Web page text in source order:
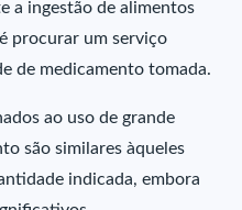
a ingestão de alimentos
procurar um serviço
de medicamento tomada.
ao uso de grande
são similares àqueles
indicada, embora